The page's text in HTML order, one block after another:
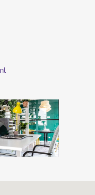
enTwitter